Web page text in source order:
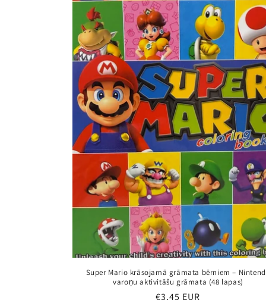
Super Mario krāsojamā grāmata bērniem –
varoņu aktivitāšu grāmata (48 lapas)
Parastā
€3,45 EUR